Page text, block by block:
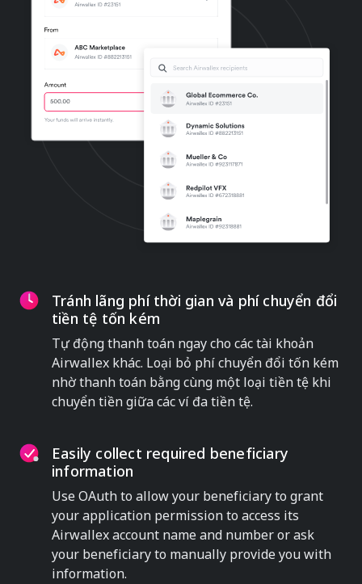
Tránh lãng phí thời gian và phí chuyển đổi
tiền tệ tốn kém
Tự động thanh toán ngay cho các tài khoản
Airwallex khác. Loại bỏ phí chuyển đổi tốn kém
nhờ thanh toán bằng cùng một loại tiền tệ khi
chuyển tiền giữa các ví đa tiền tệ.
Easily collect required beneficiary
information
Use OAuth to allow your beneficiary to grant
your application permission to access its
Airwallex account name and number or ask
your beneficiary to manually provide you with
information.